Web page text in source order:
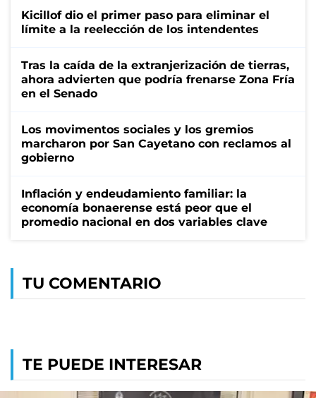
Kicillof dio el primer paso para eliminar el
límite a la reelección de los intendentes
Tras la caída de la extranjerización de tierras,
ahora advierten que podría frenarse Zona Fría
en el Senado
Los movimentos sociales y los gremios
marcharon por San Cayetano con reclamos al
gobierno
Inflación y endeudamiento familiar: la
economía bonaerense está peor que el
promedio nacional en dos variables clave
TU COMENTARIO
TE PUEDE INTERESAR